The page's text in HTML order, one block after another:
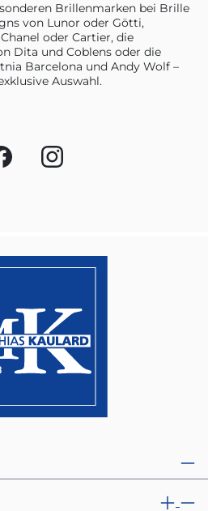
Brillenmarken bei Brille
von Lunor oder Götti,
oder Cartier, die
Dita und Coblens oder die
Barcelona und Andy Wolf –
Auswahl.